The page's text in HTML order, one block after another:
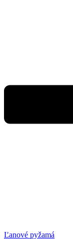
Ľanové pyžamá